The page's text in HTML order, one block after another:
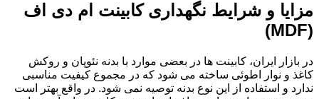
مزایا و شرایط نگهداری کابینت ام دی اف
(MDF)
در بازار ایران، کابینت ها در بعضی موارد با بدنه نئوپان و روکش
کاغذ و نوار اطوئی ساخته می شود که در مجموع کیفیت مناسبی
ندارد و استفاده از این نوع بدنه توصیه نمی شود. در واقع بهتر است